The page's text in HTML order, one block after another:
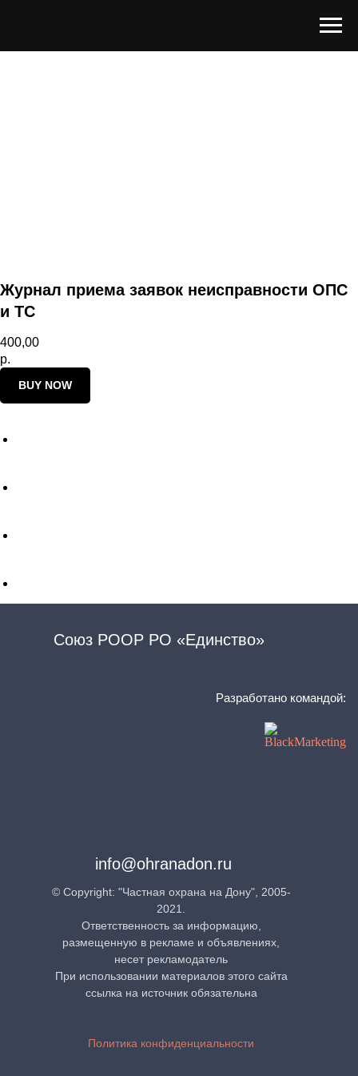
Журнал приема заявок неисправности ОПС
и ТС
400,00
р.
BUY NOW
© Copyright: "Частная охрана на Дону", 2005-
2021.
Ответственность за информацию,
размещенную в рекламе и объявлениях,
несет рекламодатель
При использовании материалов этого сайта
ссылка на источник обязательна
Политика конфиденциальности
Разработано командой:
Союз РООР РО «Единство»
info@ohranadon.ru